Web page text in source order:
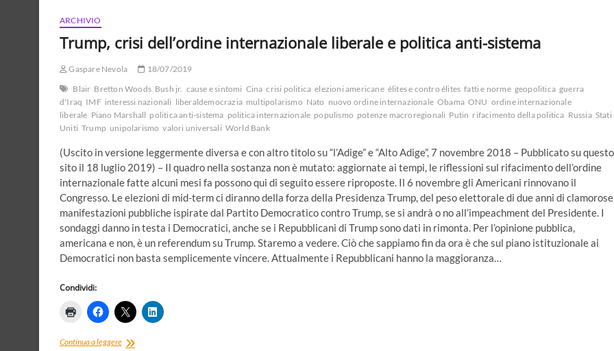
e
cantastorie.
crisi
tra
spiagge,
Parlamento
potere
*
ARCHIVIO
Trump, crisi dell’ordine internazionale liberale e politica anti-sistema
Gaspare Nevola
18/07/2019
Blair Bretton Woods Bush jr. cause e sintomi Cina crisi politica elezioni americane élites e contro élites fatti e norme geopolitica guerra
d'Iraq IMF interessi nazionali liberaldemocrazia multipolarismo Nato nuovo ordine internazionale Obama ONU ordine internazionale
liberale Piano Marshall politica anti-sistema politica internazionale populismo potenze macroregionali Putin rifacimento della politica Russia Stati
Uniti Trump unipolarismo valori universali World Bank
(Uscito in versione leggermente diversa e con altro titolo su “l’Adige” e “Alto Adige”, 7 novembre 2018 – Pubblicato su questo
sito il 18 luglio 2019) – Il quadro nella sostanza non è mutato: aggiornate ai tempi, le riflessioni sul rifacimento dell’ordine
internazionale fatte alcuni mesi fa possono qui di seguito essere riproposte. Il 6 novembre gli Americani rinnovano il
Congresso. Le elezioni di mid-term ci diranno della forza della Presidenza Trump, del peso elettorale di due anni di clamorose
manifestazioni pubbliche ispirate dal Partito Democratico contro Trump, se si andrà o no all’impeachment del Presidente. I
sondaggi danno in testa i Democratici, anche se i Repubblicani di Trump sono dati in rimonta. Per l’opinione pubblica,
americana e non, è un referendum su Trump. Staremo a vedere. Ciò che sappiamo fin da ora è che sul piano istituzionale ai
Democratici non basta semplicemente vincere. Attualmente i Repubblicani hanno la maggioranza…
Condividi:
Continua a leggereTrump,